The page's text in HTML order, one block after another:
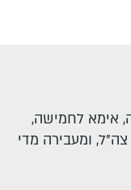
אימא לחמישה,
ומעבירה מדי